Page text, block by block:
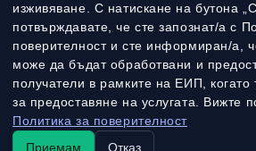
изживяване. С натискане на бутона
потвърждавате, че сте запознат/а с
поверителност и сте информиран/а,
може да бъдат обработвани и
получатели в рамките на ЕИП,
за предоставяне на услугата. Вижте
Политика за поверителност
Приемам
Отказ
Методи на доставка